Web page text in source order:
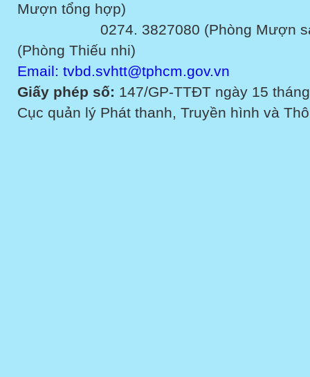
Mượn tổng hợp)
0274. 3827080 (Phòng Mượn sách
(Phòng Thiếu nhi)
Email: tvbd.svhtt@tphcm.gov.vn
Giấy phép số: 147/GP-TTĐT ngày 15
Cục quản lý Phát thanh, Truyền hình và